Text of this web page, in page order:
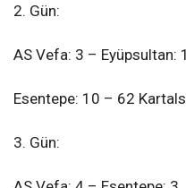
2. Gün:
AS Vefa: 3 – Eyüpsultan: 1
Esentepe: 10 – 62
3. Gün: